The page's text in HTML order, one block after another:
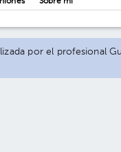
por el profesional